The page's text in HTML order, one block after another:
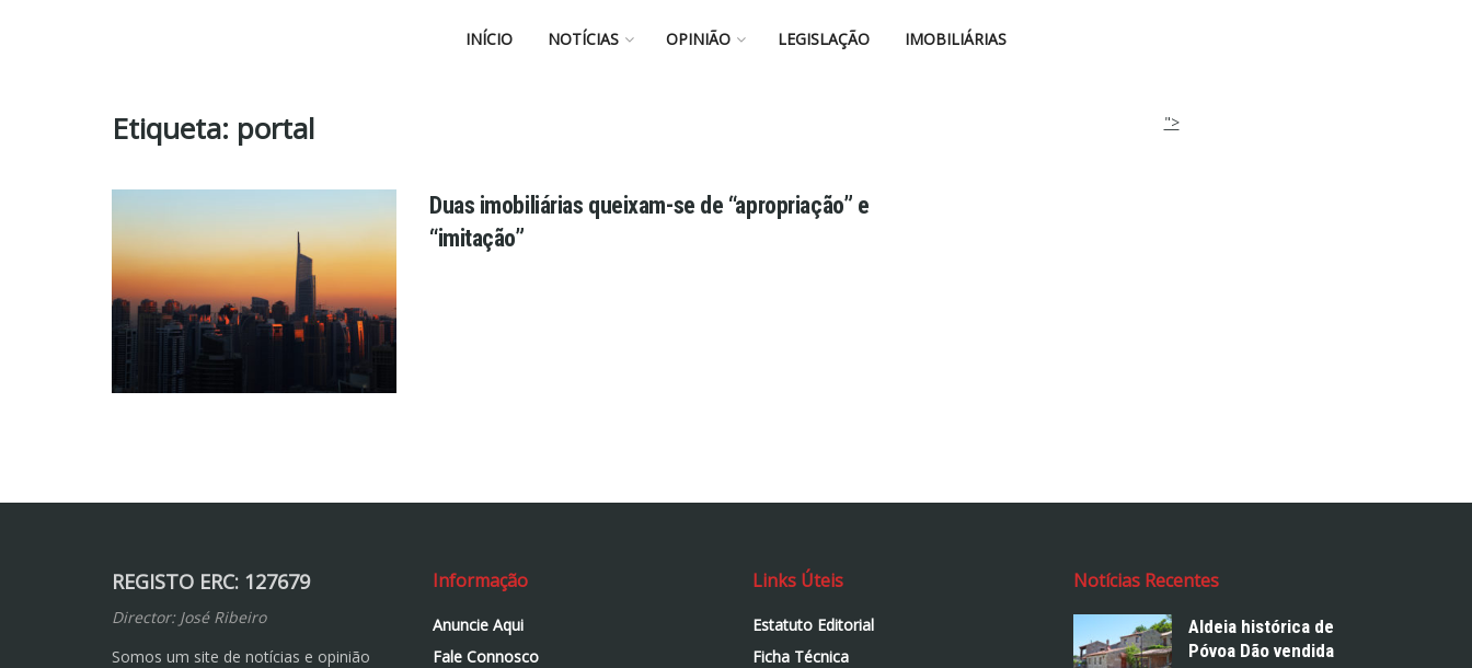
INÍCIO NOTÍCIAS OPINIÃO LEGISLAÇÃO IMOBILIÁRIAS
Etiqueta: portal
Duas imobiliárias queixam-se de “apropriação” e
“imitação”
">
REGISTO ERC: 127679
Director: José Ribeiro
Somos um site de notícias e opinião
Informação
Anuncie Aqui
Fale Connosco
Links Úteis
Estatuto Editorial
Ficha Técnica
Notícias Recentes
Aldeia histórica de
Póvoa Dão vendida